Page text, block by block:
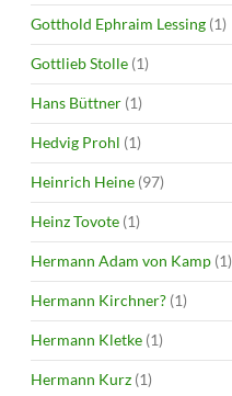
Gotthold Ephraim Lessing (1)
Gottlieb Stolle (1)
Hans Büttner (1)
Hedvig Prohl (1)
Heinrich Heine (97)
Heinz Tovote (1)
Hermann Adam von Kamp (1)
Hermann Kirchner? (1)
Hermann Kletke (1)
Hermann Kurz (1)